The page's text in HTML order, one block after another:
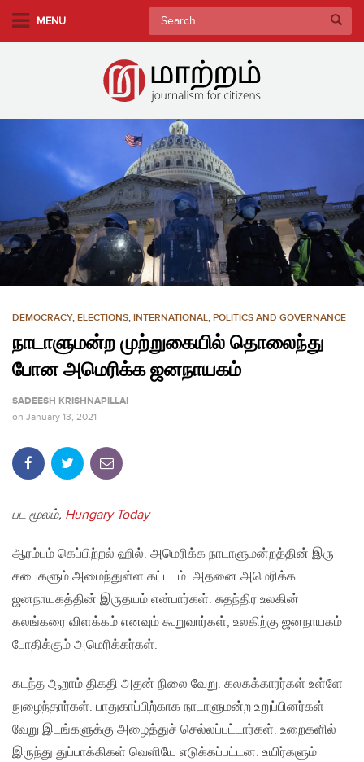
o
n
MENU
Search
for:
DEMOCRACY, ELECTIONS, INTERNATIONAL, POLITICS AND GOVERNANCE
நாடாளுமன்ற முற்றுகையில் தொலைந்து
போன அமெரிக்க ஜனநாயகம்
SADEESH KRISHNAPILLAI
on January 13, 2021
பட மூலம், Hungary Today
ஆரம்பம் கெப்பிற்றல் ஹில். அமெரிக்க நாடாளுமன்றத்தின் இரு
சபைகளும் அமைந்துள்ள கட்டடம். அதனை அமெரிக்க
ஜனநாயகத்தின் இருதயம் என்பார்கள். சுதந்திர உலகின்
கலங்கரை விளக்கம் எனவும் கூறுவார்கள், உலகிற்கு ஜனநாயகம்
போதிக்கும் அமெரிக்கர்கள்.
கடந்த ஆறாம் திகதி அதன் நிலை வேறு. கலகக்காரர்கள் உள்ளே
நுழைந்தார்கள். பாதுகாப்பிற்காக நாடாளுமன்ற உறுப்பினர்கள்
வேறு இடங்களுக்கு அழைத்துச் செல்லப்பட்டார்கள். உறைகளில்
இருந்து துப்பாக்கிகள் வெளியே எடுக்கப்பட்டன. உயிர்களும்